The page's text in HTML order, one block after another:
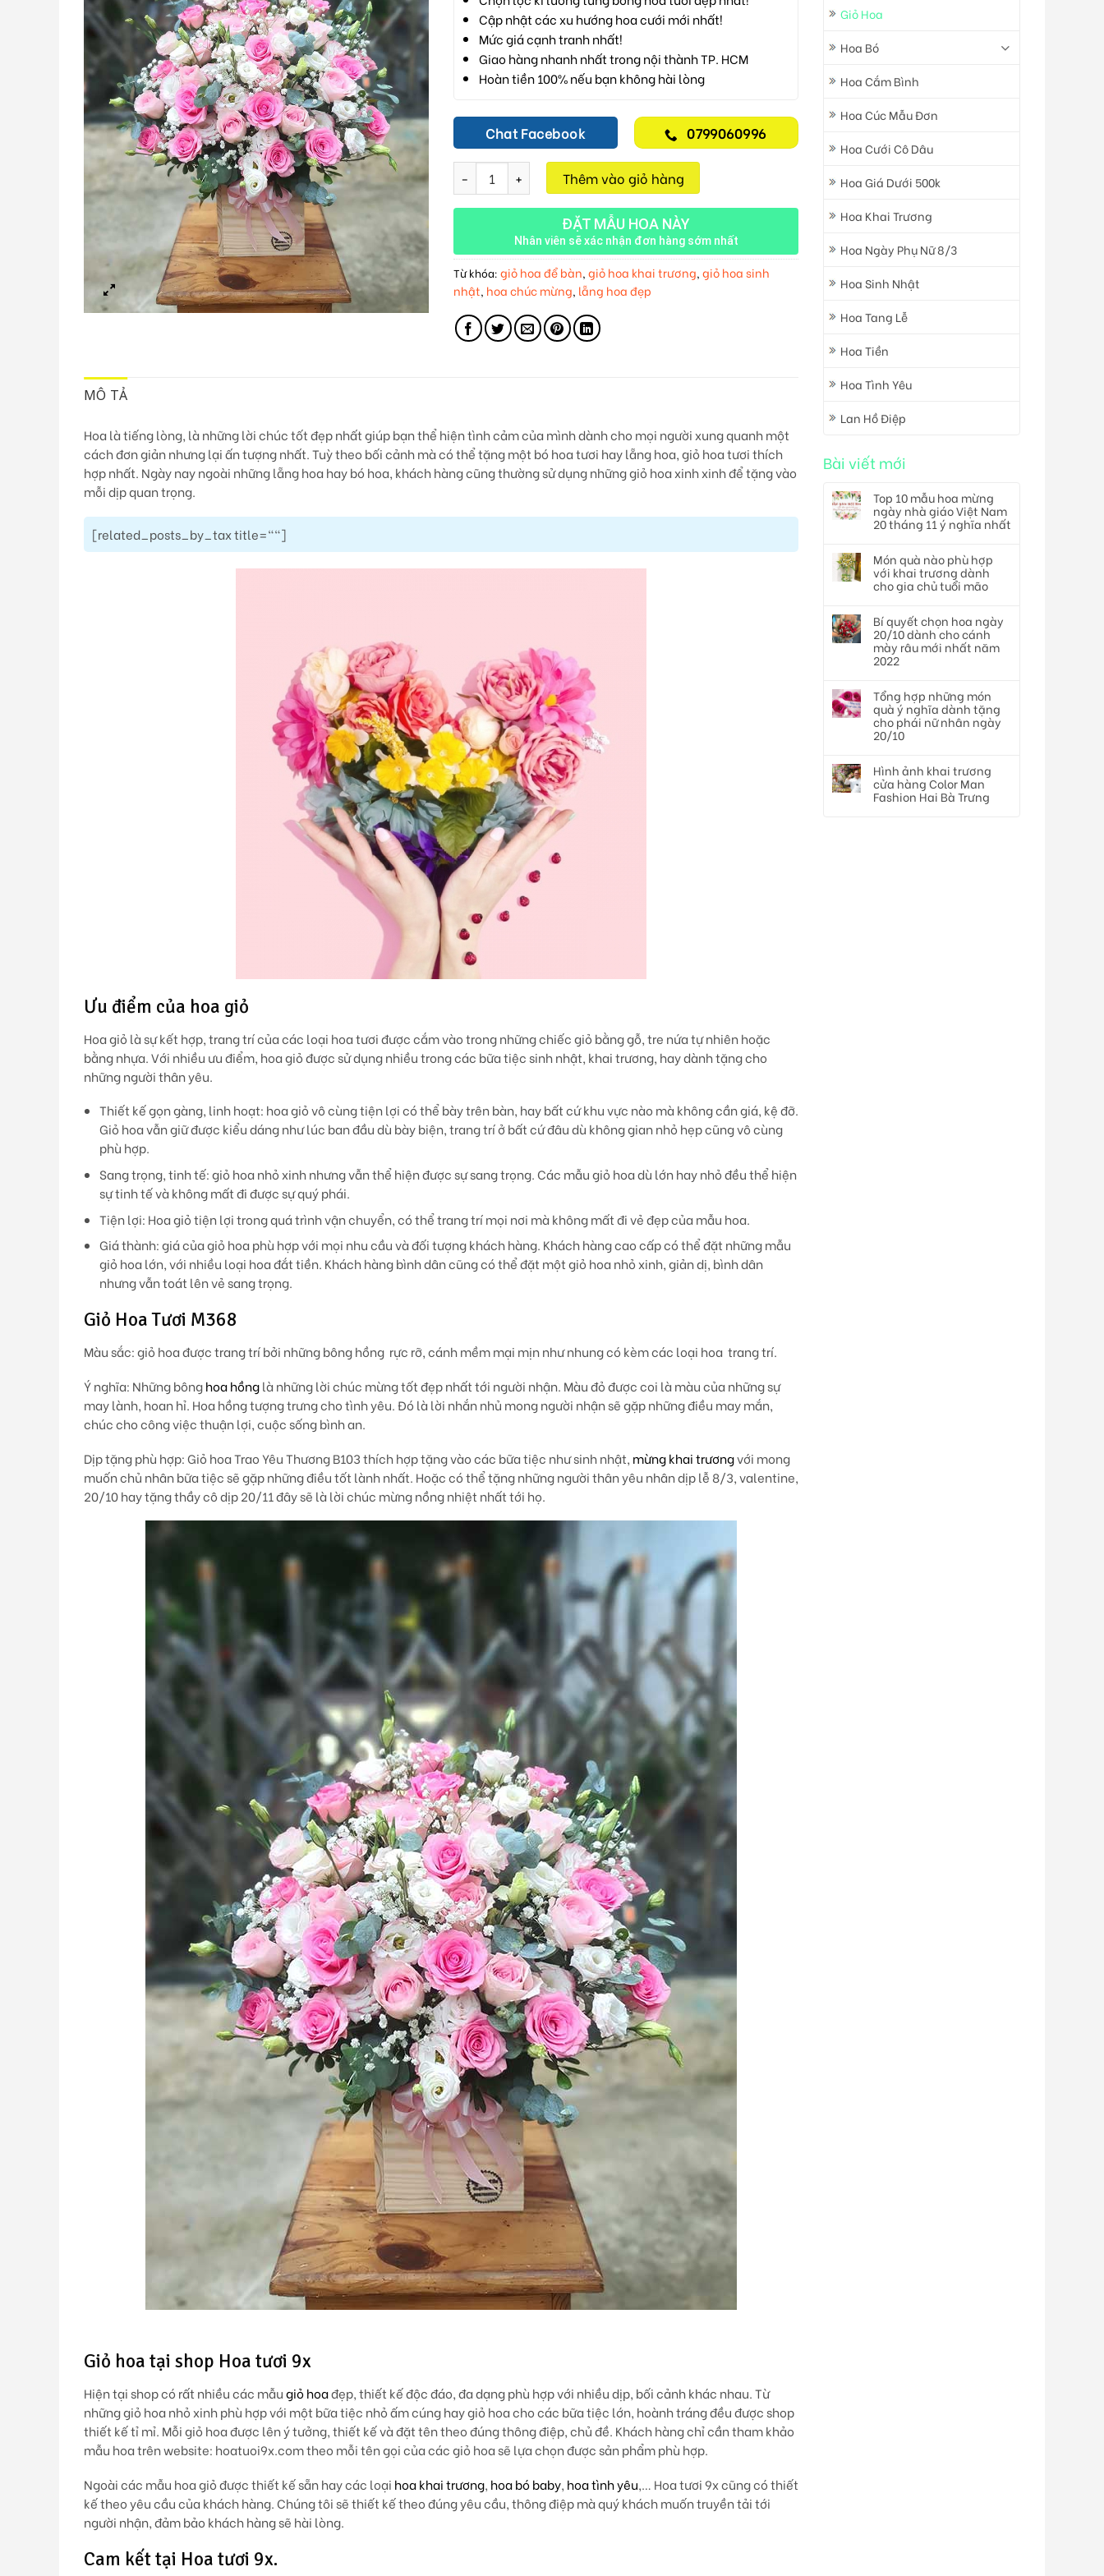
Giỏ Hoa
Hoa Bó
Hoa Cắm Bình
Hoa Cúc Mẫu Đơn
Hoa Cưới Cô Dâu
Hoa Giá Dưới 500k
Hoa Khai Trương
Hoa Ngày Phụ Nữ 8/3
Hoa Sinh Nhật
Hoa Tang Lễ
Hoa Tiền
Hoa Tình Yêu
Lan Hồ Điệp
Bài viết mới
Top 10 mẫu hoa mừng
ngày nhà giáo Việt Nam
20 tháng 11 ý nghĩa nhất
Món quà nào phù hợp
với khai trương dành
cho gia chủ tuổi mão
Bí quyết chọn hoa ngày
20/10 dành cho cánh
mày râu mới nhất năm
2022
Tổng hợp những món
quà ý nghĩa dành tặng
cho phái nữ nhân ngày
20/10
Hình ảnh khai trương
cửa hàng Color Man
Fashion Hai Bà Trưng
Cập nhật các xu hướng hoa cưới mới nhất!
Mức giá cạnh tranh nhất!
Giao hàng nhanh nhất trong nội thành TP. HCM
Hoàn tiền 100% nếu bạn không hài lòng
Chat Facebook 0799060996
Giỏ Hoa Tươi M368 số lượngThêm vào giỏ hàng
ĐẶT MẪU HOA NÀY
Nhân viên sẽ xác nhận đơn hàng sớm nhất
Từ khóa: giỏ hoa để bàn, giỏ hoa khai trương, giỏ hoa sinh
nhật, hoa chúc mừng, lẵng hoa đẹp
MÔ TẢ
Hoa là tiếng lòng, là những lời chúc tốt đẹp nhất giúp bạn thể hiện tình cảm của mình dành cho mọi người xung quanh một
cách đơn giản nhưng lại ấn tượng nhất. Tuỳ theo bối cảnh mà có thể tặng một bó hoa tươi hay lẵng hoa, giỏ hoa tươi thích
hợp nhất. Ngày nay ngoài những lẵng hoa hay bó hoa, khách hàng cũng thường sử dụng những giỏ hoa xinh xinh để tặng vào
mỗi dịp quan trọng.
[related_posts_by_tax title=""]
Ưu điểm của hoa giỏ
Hoa giỏ là sự kết hợp, trang trí của các loại hoa tươi được cắm vào trong những chiếc giỏ bằng gỗ, tre nứa tự nhiên hoặc
bằng nhựa. Với nhiều ưu điểm, hoa giỏ được sử dụng nhiều trong các bữa tiệc sinh nhật, khai trương, hay dành tặng cho
những người thân yêu.
Thiết kế gọn gàng, linh hoạt: hoa giỏ vô cùng tiện lợi có thể bày trên bàn, hay bất cứ khu vực nào mà không cần giá, kệ đỡ.
Giỏ hoa vẫn giữ được kiểu dáng như lúc ban đầu dù bày biện, trang trí ở bất cứ đâu dù không gian nhỏ hẹp cũng vô cùng
phù hợp.
Sang trọng, tinh tế:giỏ hoa nhỏ xinh nhưng vẫn thể hiện được sự sang trọng. Các mẫu giỏ hoa dù lớn hay nhỏ đều thể hiện
sự tinh tế và không mất đi được sự quý phái.
Tiện lợi: Hoa giỏ tiện lợi trong quá trình vận chuyển, có thể trang trí mọi nơi mà không mất đi vẻ đẹp của mẫu hoa.
Giá thành:giá của giỏ hoa phù hợp với mọi nhu cầu và đối tượng khách hàng. Khách hàng cao cấp có thể đặt những mẫu
giỏ hoa lớn, với nhiều loại hoa đắt tiền. Khách hàng bình dân cũng có thể đặt một giỏ hoa nhỏ xinh, giản dị, bình dân
nhưng vẫn toát lên vẻ sang trọng.
Giỏ Hoa Tươi M368
Màu sắc:giỏ hoa được trang trí bởi những bông hồng rực rỡ, cánh mềm mại mịn như nhung có kèm các loại hoa trang trí.
Ý nghĩa: Những bônghoa hồnglà những lời chúc mừng tốt đẹp nhất tới người nhận. Màu đỏ được coi là màu của những sự
may lành, hoan hỉ. Hoa hồng tượng trưng cho tình yêu. Đó là lời nhắn nhủ mong người nhận sẽ gặp những điều may mắn,
chúc cho công việc thuận lợi, cuộc sống bình an.
Dịp tặng phù hợp: Giỏ hoa Trao Yêu Thương B103 thích hợp tặng vào các bữa tiệc như sinh nhật, mừng khai trươngvới mong
muốn chủ nhân bữa tiệc sẽ gặp những điều tốt lành nhất. Hoặc có thể tặng những người thân yêu nhân dịp lễ 8/3, valentine,
20/10 hay tặng thầy cô dịp 20/11 đây sẽ là lời chúc mừng nồng nhiệt nhất tới họ.
Giỏ hoa tại shop Hoa tươi 9x
Hiện tại shop có rất nhiều các mẫugiỏ hoađẹp, thiết kế độc đáo, đa dạng phù hợp với nhiều dịp, bối cảnh khác nhau. Từ
những giỏ hoa nhỏ xinh phù hợp với một bữa tiệc nhỏ ấm cúng hay giỏ hoa cho các bữa tiệc lớn, hoành tráng đều được shop
thiết kế tỉ mỉ. Mỗi giỏ hoa được lên ý tưởng, thiết kế và đặt tên theo đúng thông điệp, chủ đề. Khách hàng chỉ cần tham khảo
mẫu hoa trên website: hoatuoi9x.com theo mỗi tên gọi của các giỏ hoa sẽ lựa chọn được sản phẩm phù hợp.
Ngoài các mẫu hoa giỏ được thiết kế sẵn hay các loại hoa khai trương, hoa bó baby, hoa tình yêu,… Hoa tươi 9x cũng có thiết
kế theo yêu cầu của khách hàng. Chúng tôi sẽ thiết kế theo đúng yêu cầu, thông điệp mà quý khách muốn truyền tải tới
người nhận, đảm bảo khách hàng sẽ hài lòng.
Cam kết tại Hoa tươi 9x.